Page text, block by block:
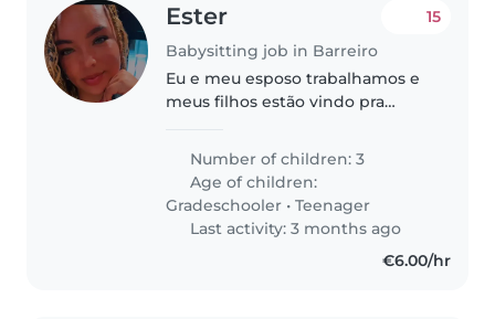
Ester
Babysitting job in Barreiro
15
Eu e meu esposo trabalhamos e
meus filhos estão vindo pra
matriculados na escola e preciso
de alguém que tenha total
disponibilidade pois não tenho..
Number of children: 3
Age of children:
Gradeschooler •Teenager
Last activity: 3 months ago
€6.00/hr